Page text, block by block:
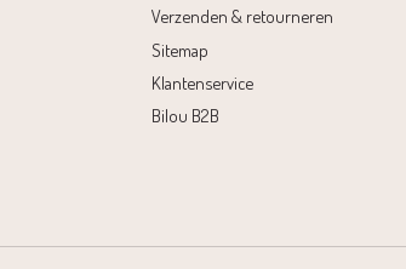
Verzenden & retourneren
Sitemap
Klantenservice
Bilou B2B